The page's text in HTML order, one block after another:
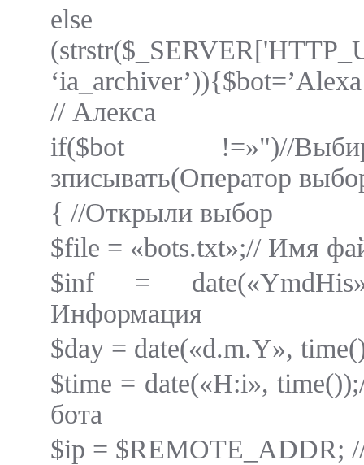
// Алекса
if($bot !=»")//
зписывать(Оператор
{ //Открыли выбор
$file = «bots.txt»;// Имя
$inf =
Информация
$day = date(«d.m.Y»,
$time = date(«H:i»,
бота
$ip = $REMOTE_ADDR;